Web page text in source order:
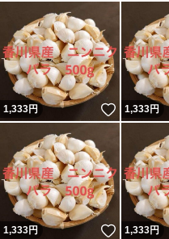
1,333円 いいね！
1,333円
1,333円 いいね！
1,333円